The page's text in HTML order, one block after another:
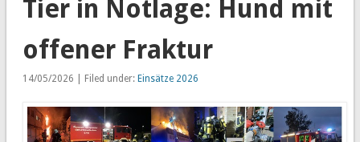
Tier in Notlage: Hund mit
offener Fraktur
14/05/2026 | Filed under: Einsätze 2026